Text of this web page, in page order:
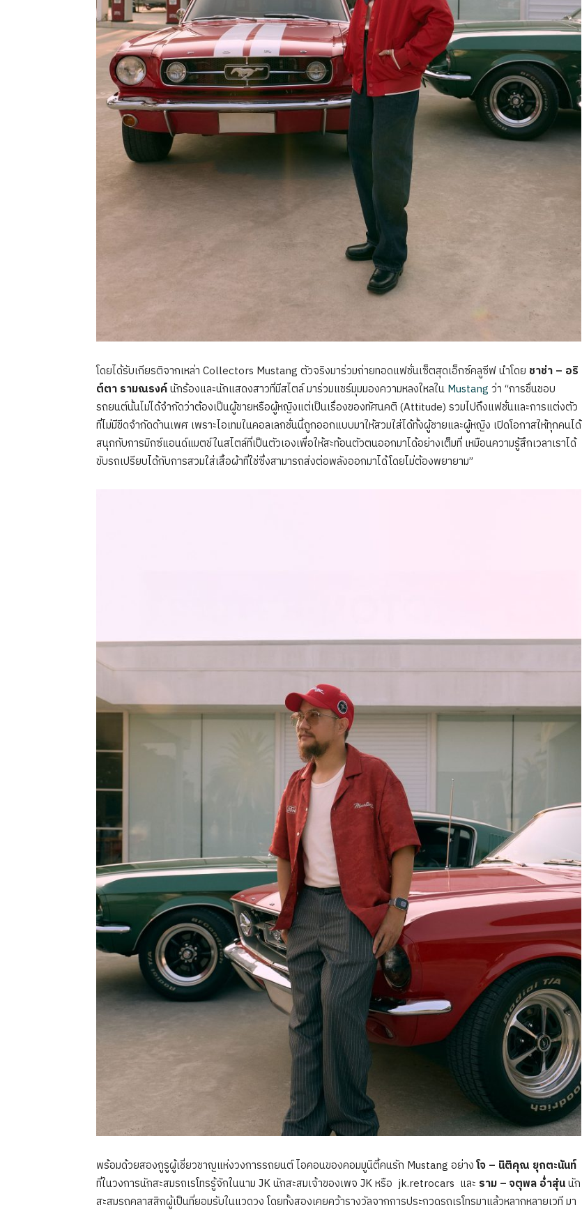
โดยได้รับเกียรติจากเหล่า Collectors Mustang ตัวจริงมาร่วมถ่ายทอดแฟชั่นเซ็ตสุดเอ็กซ์คลูซีฟ นำโดย ชาช่า – อริ
ต์ตา รามณรงค์นักร้องและนักแสดงสาวที่มีสไตล์ มาร่วมแชร์มุมมองความหลงใหลใน Mustang ว่า “การชื่นชอบ
รถยนต์นั้นไม่ได้จำกัดว่าต้องเป็นผู้ชายหรือผู้หญิงแต่เป็นเรื่องของทัศนคติ (Attitude) รวมไปถึงแฟชั่นและการแต่งตัว
ที่ไม่มีขีดจำกัดด้านเพศ เพราะไอเทมในคอลเลกชั่นนี้ถูกออกแบบมาให้สวมใส่ได้ทั้งผู้ชายและผู้หญิง เปิดโอกาสให้ทุกคนได้
สนุกกับการมิกซ์แอนด์แมตช์ในสไตล์ที่เป็นตัวเองเพื่อให้สะท้อนตัวตนออกมาได้อย่างเต็มที่ เหมือนความรู้สึกเวลาเราได้
ขับรถเปรียบได้กับการสวมใส่เสื้อผ้าที่ใช่ซึ่งสามารถส่งต่อพลังออกมาได้โดยไม่ต้องพยายาม”
พร้อมด้วยสองกูรูผู้เชี่ยวชาญแห่งวงการรถยนต์ ไอคอนของคอมมูนิตี้คนรัก Mustang อย่างโจ – นิติคุณ ยุกตะนันท์
ที่ในวงการนักสะสมรถเรโทรรู้จักในนาม JK นักสะสมเจ้าของเพจ JK หรือ jk.retrocars และ ราม – จตุพล อ่ำสุ่นนัก
สะสมรถคลาสสิกผู้เป็นที่ยอมรับในแวดวง โดยทั้งสองเคยคว้ารางวัลจากการประกวดรถเรโทรมาแล้วหลากหลายเวที มา